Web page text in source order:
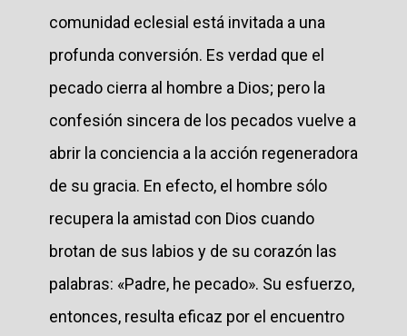
comunidad eclesial está invitada a una
profunda conversión. Es verdad que el
pecado cierra al hombre a Dios; pero la
confesión sincera de los pecados vuelve a
abrir la conciencia a la acción regeneradora
de su gracia. En efecto, el hombre sólo
recupera la amistad con Dios cuando
brotan de sus labios y de su corazón las
palabras: «Padre, he pecado». Su esfuerzo,
entonces, resulta eficaz por el encuentro